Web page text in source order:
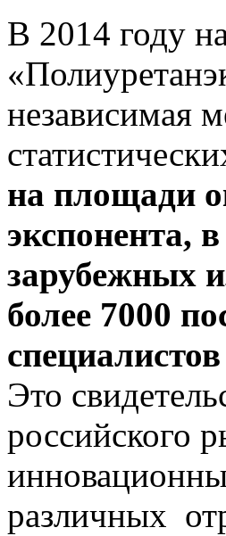
В 2014 году
независимая
на площади
экспонента,
зарубежных
более 7000
специалистов
Это
российского
различных